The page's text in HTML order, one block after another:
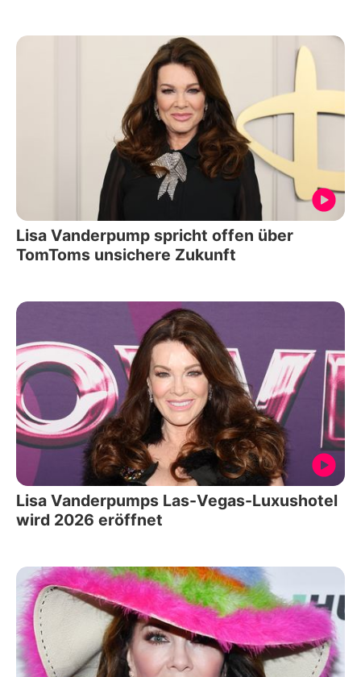
Lisa Vanderpump spricht offen über
TomToms unsichere Zukunft
Lisa Vanderpumps Las-Vegas-Luxushotel
wird 2026 eröffnet